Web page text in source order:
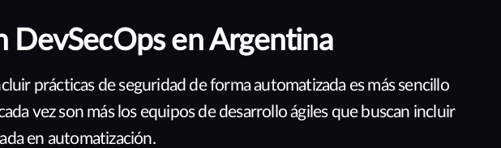
DevSecOps en Argentina
prácticas de seguridad de forma automatizada es más sencillo
vez son más los equipos de desarrollo ágiles que buscan incluir
en automatización.